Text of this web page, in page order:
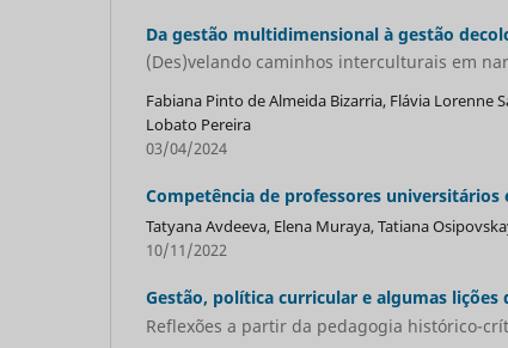
Da gestão multidimensional à gestão
(Des)velando caminhos interculturais em
Fabiana Pinto de Almeida Bizarria, Flávia Lorenne
Lobato Pereira
03/04/2024
Competência de professores
Tatyana Avdeeva, Elena Muraya, Tatiana
10/11/2022
Gestão, política curricular e algumas lições
Reflexões a partir da pedagogia histórico-